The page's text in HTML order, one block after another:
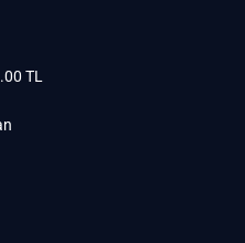
TL